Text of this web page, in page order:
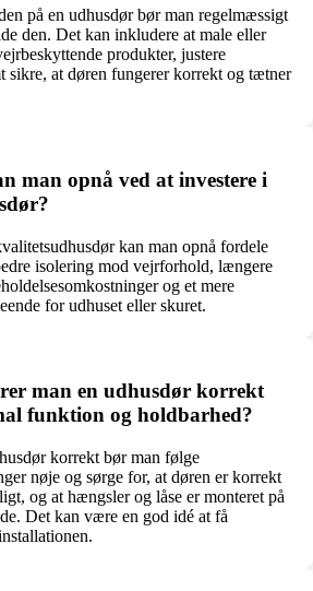
på en udhusdør bør man regelmæssigt
den. Det kan inkludere at male eller
produkter, justere
sikre, at døren fungerer korrekt og tætner
man opnå ved at investere i
kan man opnå fordele
isolering mod vejrforhold, længere
og et mere
for udhuset eller skuret.
man en udhusdør korrekt
funktion og holdbarhed?
korrekt bør man følge
nøje og sørge for, at døren er korrekt
og at hængsler og låse er monteret på
Det kan være en god idé at få